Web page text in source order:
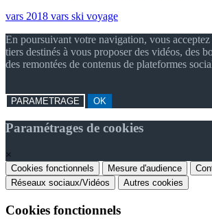
vars 2018 vars ski voyage
En poursuivant votre navigation, vous
tiers destinés à vous proposer des vidéos, des
des remontées de contenus de plateformes
PARAMETRAGE OK
Paramétrages de cookies
×
Cookies fonctionnels Mesure d'audience
Réseaux sociaux/Vidéos
Autres cookies
Cookies fonctionnels